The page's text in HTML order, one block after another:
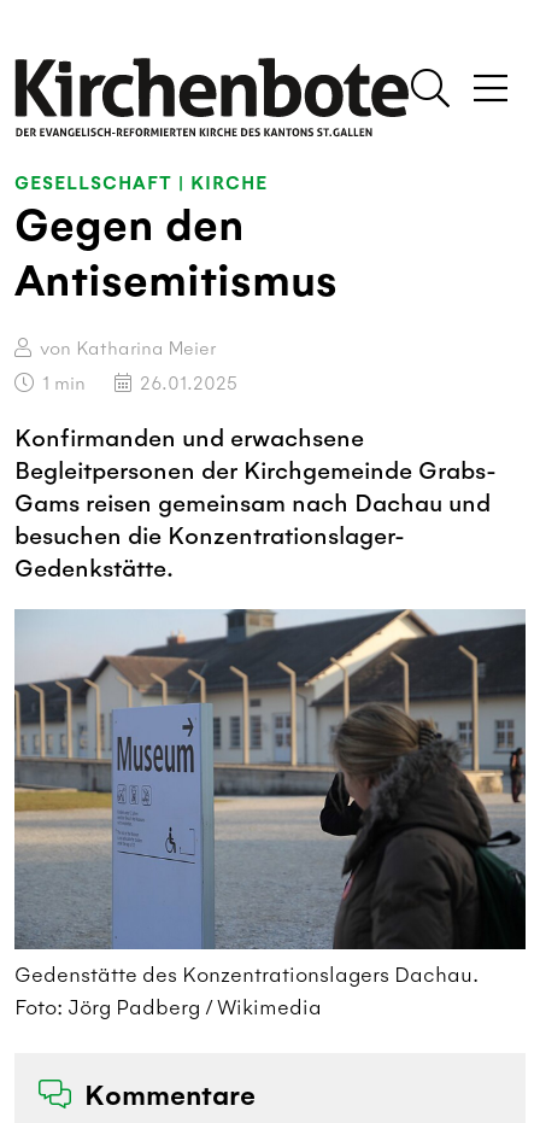
GESELLSCHAFT | KIRCHE
Gegen den
Antisemitismus
von Katharina Meier
1 min 26.01.2025
Konfirmanden und erwachsene
Begleitpersonen der Kirchgemeinde Grabs-
Gams reisen gemeinsam nach Dachau und
besuchen die Konzentrationslager-
Gedenkstätte.
Gedenstätte des Konzentrationslagers Dachau.
Foto: Jörg Padberg / Wikimedia
Kommentare